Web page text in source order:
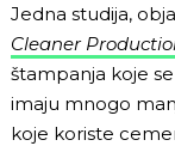
Jedna studija,
Cleaner
štampanja koje
imaju mnogo
koje koriste